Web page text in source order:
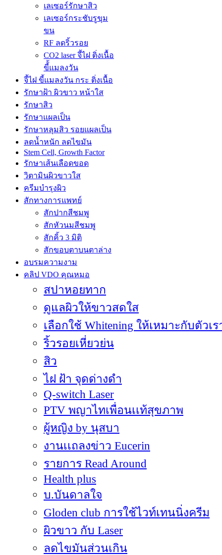
เลเซอร์รักษาสิว
เลเซอร์กระชับรูขุม
ขน
RF ลดริ้วรอย
CO2 laser จี้ไฝ ติ่งเนื้อ
ขี้้แมลงวัน
จี้ไฝ ขี้แมลงวัน กระ ติ่งเนื้อ
รักษาฝ้า ผิวขาว หน้าใส
รักษาสิว
รักษาแผลเป็น
รักษาหลุมสิว รอยแผลเป็น
ลดน้ำหนัก ลดไขมัน
Stem Cell, Growth Factor
รักษาเส้นเลือดขอด
วิตามินผิวขาวใส
ครีมบำรุงผิว
สักทางการแพทย์
สักปากสีชมพู
สักหัวนมสีชมพู
สักคิ้ว 3 มิติ
สักขอบตาบนตาล่าง
อบรมความงาม
คลิป VDO คุณหมอ
สปาหอยทาก
ดูแลผิวให้ขาวสดใส
เลือกใช้ Whitening ให้เหมาะกับตัวเร
ริ้วรอยเหี่ยวย่น
สิว
ไฝ ฝ้า จุดด่างดำ
Q-switch Laser
PTV พญาไทเพื่อนเเท้สุขภาพ
ผู้หญิง by นุสบา
งานเเถลงข่าว Eucerin
รายการ Read Around
Health plus
บ.บันดาลใจ
Gloden club การใช้ไวท์เทนนิ่งครีม
ผิวขาว กับ Laser
ลดไขมันส่วนเกิน